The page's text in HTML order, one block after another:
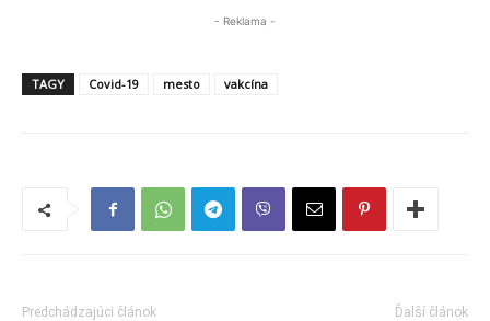
- Reklama -
TAGY Covid-19 mesto vakcína
Predchádzajúci článok Ďalší článok